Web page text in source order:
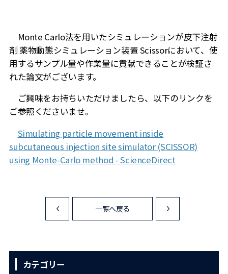
Monte Carlo法を用いたシミュレーションが皮下注射
剤 薬物動態シミュレーション装置 Scissorにおいて、使
用するサンプル量や作業量に貢献できることが検証さ
れた論文がございます。
ご興味をお持ちいただけましたら、以下のリンクを
ご参照くださいませ。
Simulating particle movement inside
subcutaneous injection site simulator (SCISSOR)
using Monte-Carlo method - ScienceDirect
<
一覧へ戻る
カテゴリー